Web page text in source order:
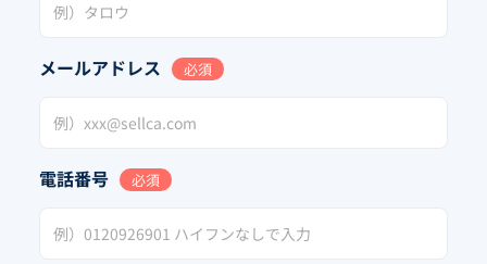
メールアドレス 必須
電話番号 必須